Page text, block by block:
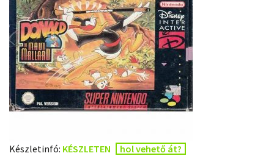
Készletinfó: KÉSZLETEN
hol vehető át?